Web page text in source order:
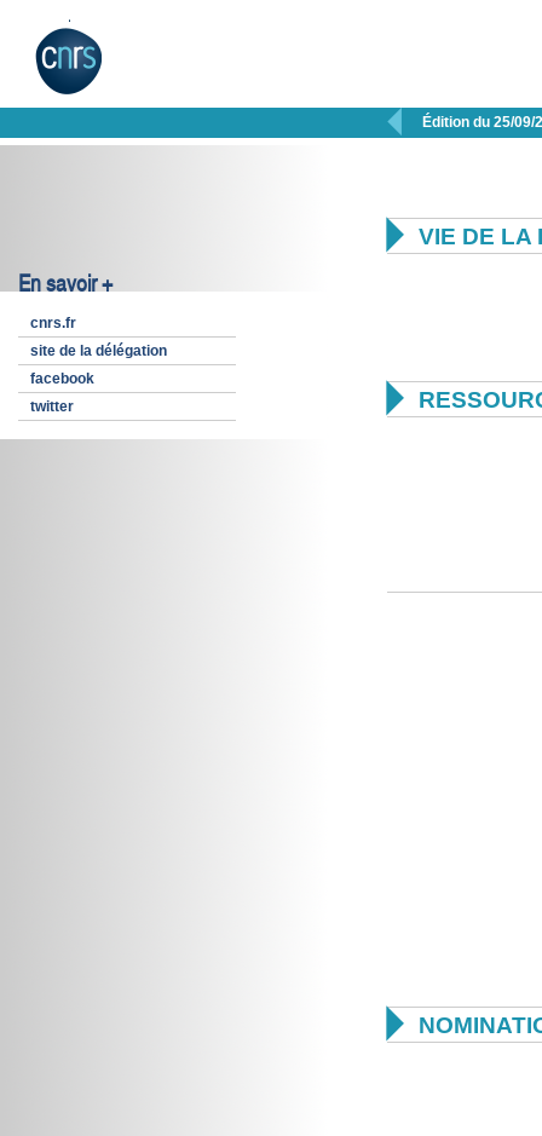
 Édition du 25/09/
En savoir +
cnrs.fr
site de la délégation
facebook
twitter
 VIE DE LA

